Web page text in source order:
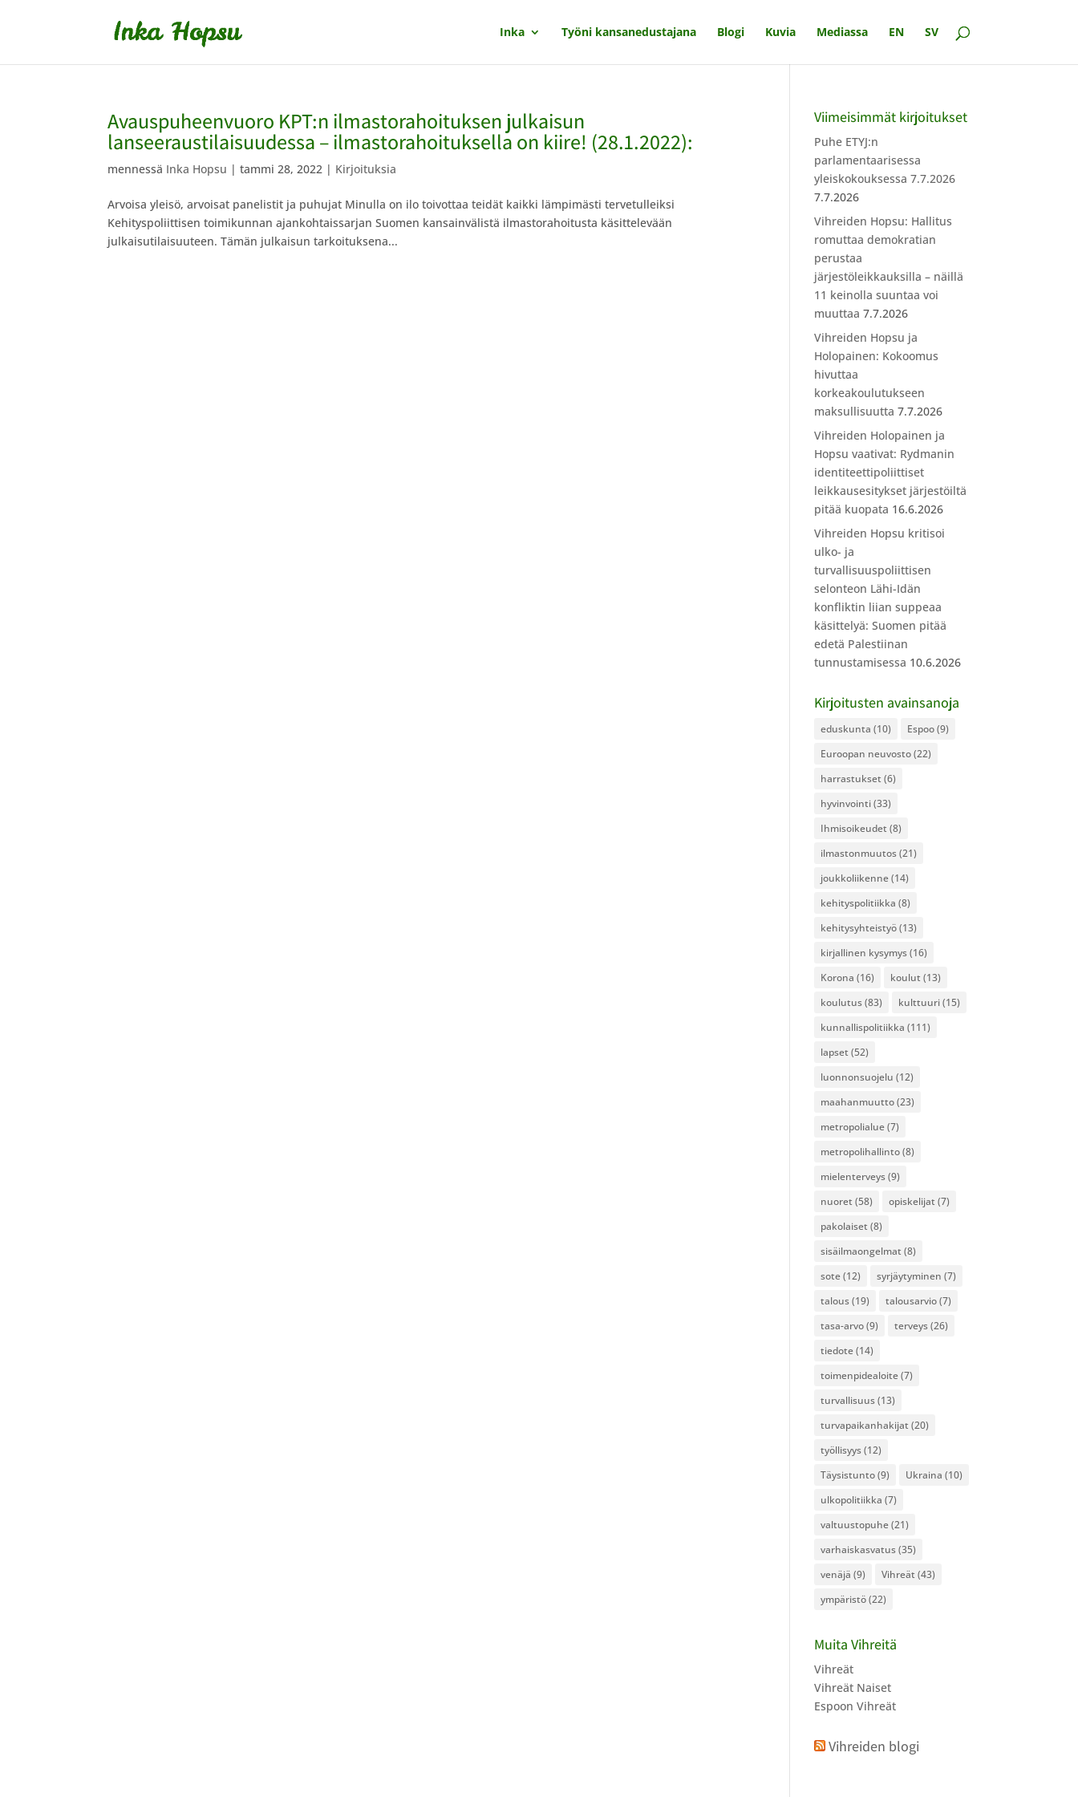
Inka Työni kansanedustajana Blogi Kuvia Mediassa EN SV
Avauspuheenvuoro KPT:n ilmastorahoituksen julkaisun
lanseeraustilaisuudessa – ilmastorahoituksella on kiire! (28.1.2022):
mennessä Inka Hopsu |tammi 28, 2022 | Kirjoituksia
Arvoisa yleisö, arvoisat panelistit ja puhujat Minulla on ilo toivottaa teidät kaikki lämpimästi tervetulleiksi
Kehityspoliittisen toimikunnan ajankohtaissarjan Suomen kansainvälistä ilmastorahoitusta käsittelevään
julkaisutilaisuuteen. Tämän julkaisun tarkoituksena...
Viimeisimmät kirjoitukset
Puhe ETYJ:n
parlamentaarisessa
yleiskokouksessa 7.7.2026
7.7.2026
Vihreiden Hopsu: Hallitus
romuttaa demokratian
perustaa
järjestöleikkauksilla – näillä
11 keinolla suuntaa voi
muuttaa 7.7.2026
Vihreiden Hopsu ja
Holopainen: Kokoomus
hivuttaa
korkeakoulutukseen
maksullisuutta 7.7.2026
Vihreiden Holopainen ja
Hopsu vaativat: Rydmanin
identiteettipoliittiset
leikkausesitykset järjestöiltä
pitää kuopata 16.6.2026
Vihreiden Hopsu kritisoi
ulko- ja
turvallisuuspoliittisen
selonteon Lähi-Idän
konfliktin liian suppeaa
käsittelyä: Suomen pitää
edetä Palestiinan
tunnustamisessa 10.6.2026
Kirjoitusten avainsanoja
eduskunta (10) Espoo(9)
Euroopan neuvosto(22)
harrastukset (6)
hyvinvointi(33)
Ihmisoikeudet (8)
ilmastonmuutos(21)
joukkoliikenne(14)
kehityspolitiikka (8)
kehitysyhteistyö(13)
kirjallinen kysymys(16)
Korona (16) koulut (13)
koulutus(83) kulttuuri(15)
kunnallispolitiikka (111)
lapset (52)
luonnonsuojelu (12)
maahanmuutto(23)
metropolialue(7)
metropolihallinto(8)
mielenterveys(9)
nuoret (58) opiskelijat (7)
pakolaiset (8)
sisäilmaongelmat (8)
sote(12) syrjäytyminen (7)
talous(19) talousarvio(7)
tasa-arvo(9) terveys(26)
tiedote(14)
toimenpidealoite(7)
turvallisuus(13)
turvapaikanhakijat (20)
työllisyys(12)
Täysistunto(9) Ukraina (10)
ulkopolitiikka (7)
valtuustopuhe(21)
varhaiskasvatus(35)
venäjä (9) Vihreät (43)
ympäristö(22)
Muita Vihreitä
Vihreät
Vihreät Naiset
Espoon Vihreät
Vihreiden blogi